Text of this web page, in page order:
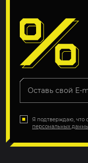
Я подтверждаю, что
персональных